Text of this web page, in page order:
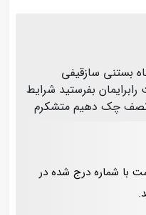
بستنی سازقیفی
بفرستید شرایط
چک دهیم متشکرم
با شماره درج شده در